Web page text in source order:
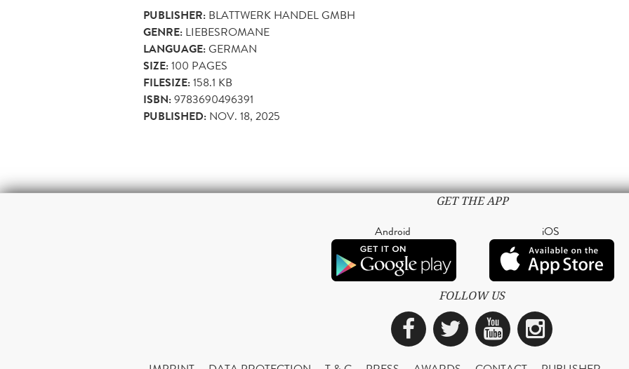
PUBLISHER: BLATTWERK HANDEL GMBH
GENRE: LIEBESROMANE
LANGUAGE:GERMAN
SIZE:100 PAGES
FILESIZE:158.1 KB
ISBN:9783690496391
PUBLISHED: NOV. 18, 2025
GET THE APP
Android iOS
FOLLOW US
Facebook
TwitterYouTube